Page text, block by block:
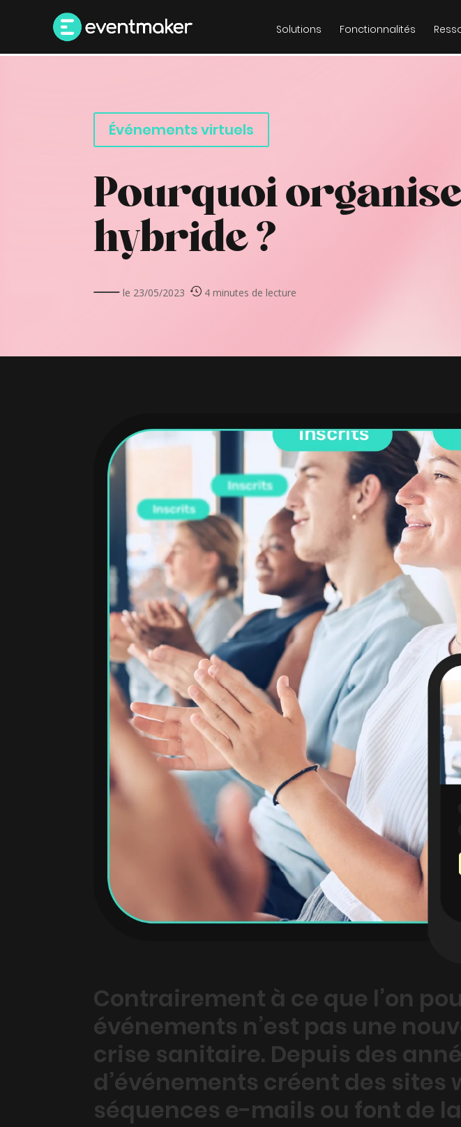
Solutions Fonctionnalités
Événements virtuels
Pourquoi
hybride ?
le 23/05/2023 4 minutes de lecture
Contrairement à ce que l’on
événements n’est pas une
crise sanitaire. Depuis des
d’événements créent des
séquences e-mails ou font de